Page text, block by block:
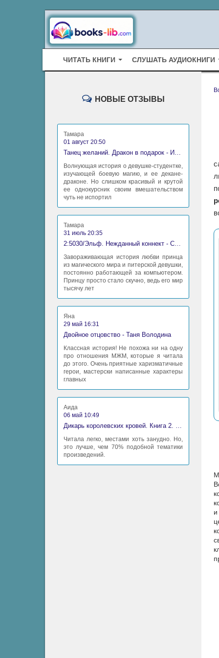
ЧИТАТЬ КНИГИ СЛУШАТЬ АУДИОКНИГИ
НОВЫЕ ОТЗЫВЫ
Тамара
01 август 20:50
Танец желаний. Дракон в подарок - Ирина Алексеева
Волнующая история о девушке-студентке,
изучающей боевую магию, и ее декане-
драконе. Но слишком красивый и крутой
ее однокурсник своим вмешательством
чуть не испортил
Тамара
31 июль 20:35
2:5030/Эльф. Нежданный коннект - Станислав Миков
Завораживающая история любви принца
из магического мира и питерской девушки,
постоянно работающей за компьютером.
Принцу просто стало скучно, ведь его мир
тысячу лет
Яна
29 май 16:31
Двойное отцовство - Таня Володина
Классная история! Не похожа ни на одну
про отношения МЖМ, которые я читала
до этого. Очень приятные харизматичные
герои, мастерски написанные характеры
главных
Аида
06 май 10:49
Дикарь королевских кровей. Книга 2. Леди-фаворитка - Анна Сергеевна Гаврилова
Читала легко, местами хоть занудно. Но,
это лучше, чем 70% подобной тематики
произведений.